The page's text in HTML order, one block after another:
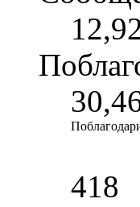
418